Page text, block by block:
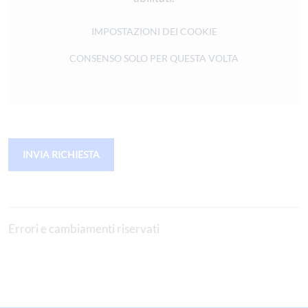
IMPOSTAZIONI DEI COOKIE
CONSENSO SOLO PER QUESTA VOLTA
INVIA RICHIESTA
Errori e cambiamenti riservati